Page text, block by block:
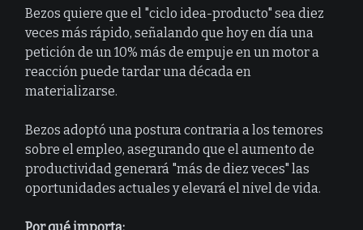
Bezos quiere que el "ciclo idea-producto" sea diez
veces más rápido, señalando que hoy en día una
petición de un 10% más de empuje en un motor a
reacción puede tardar una década en
materializarse.
Bezos adoptó una postura contraria a los temores
sobre el empleo, asegurando que el aumento de
productividad generará "más de diez veces" las
oportunidades actuales y elevará el nivel de vida.